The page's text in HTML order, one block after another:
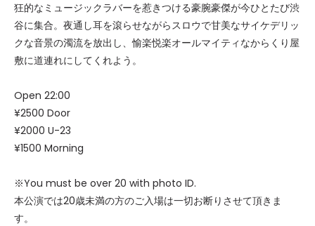
狂的なミュージックラバーを惹きつける豪腕豪傑が今ひとたび渋
谷に集合。夜通し耳を滾らせながらスロウで甘美なサイケデリッ
クな音景の濁流を放出し、愉楽悦楽オールマイティなからくり屋
敷に道連れにしてくれよう。
Open 22:00
¥2500 Door
¥2000 U-23
¥1500 Morning
※You must be over 20 with photo ID.
本公演では20歳未満の方のご入場は一切お断りさせて頂きま
す。